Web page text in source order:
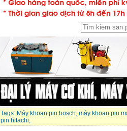
Tags: Máy khoan pin bosch, máy khoan pin
pin hitachi,